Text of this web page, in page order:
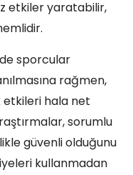
etkiler yaratabilir,
sporcular
rağmen,
etkileri hala net
sorumlu
güvenli olduğunu
kullanmadan